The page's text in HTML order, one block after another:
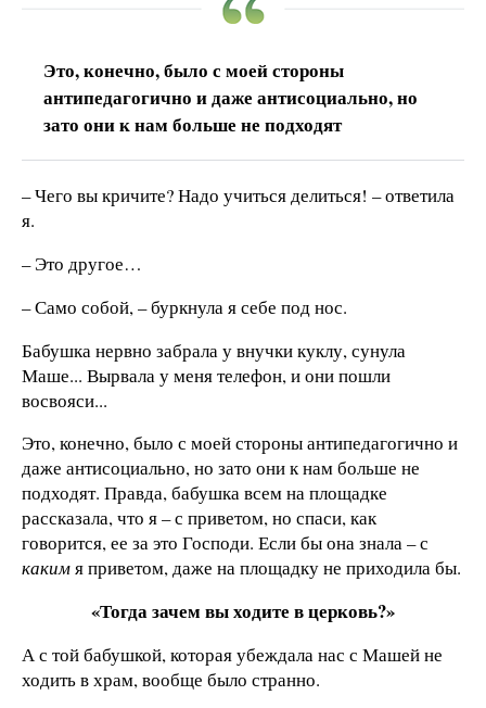
Это, конечно, было с моей стороны
антипедагогично и даже антисоциально, но
зато они к нам больше не подходят
– Чего вы кричите? Надо учиться делиться! – ответила
я.
– Это другое…
– Само собой, – буркнула я себе под нос.
Бабушка нервно забрала у внучки куклу, сунула
Маше... Вырвала у меня телефон, и они пошли
восвояси...
Это, конечно, было с моей стороны антипедагогично и
даже антисоциально, но зато они к нам больше не
подходят. Правда, бабушка всем на площадке
рассказала, что я – с приветом, но спаси, как
говорится, ее за это Господи. Если бы она знала – с
какимя приветом, даже на площадку не приходила бы.
«Тогда зачем вы ходите в церковь?»
А с той бабушкой, которая убеждала нас с Машей не
ходить в храм, вообще было странно.